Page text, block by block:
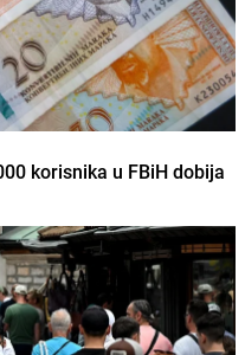
korisnika u FBiH dobija